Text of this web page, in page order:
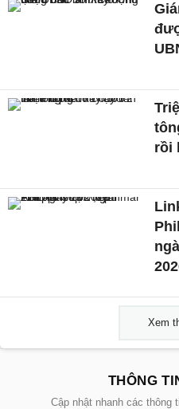
rồi
Xem
THÔNG
Cập nhật nhanh các thông